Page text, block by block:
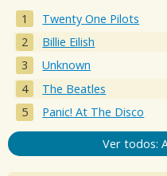
Twenty One Pilots
Billie Eilish
Unknown
The Beatles
Panic! At The Disco
Ver todos: